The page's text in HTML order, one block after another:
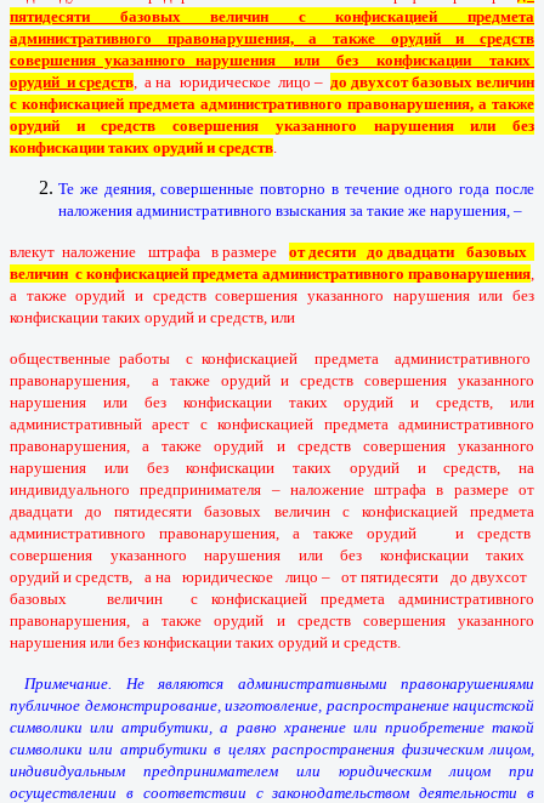
пятидесяти базовых величин с конфискацией предмета
административного правонарушения, а также орудий и средств
совершения указанного нарушения или без конфискации таких
орудий и средств , а на юридическое лицо – до двухсот базовых величин
с конфискацией предмета административного правонарушения, а также
орудий и средств совершения указанного нарушения или без
конфискации таких орудий и средств
Те же деяния, совершенные повторно в течение одного года после
наложения административного взыскания за такие же нарушения, –
влекут наложение штрафа в размере от десяти до двадцати базовых
величин с конфискацией предмета административного правонарушения
а также орудий и средств совершения указанного нарушения или без
конфискации таких орудий и средств, или
общественные работы с конфискацией предмета административного
правонарушения, а также орудий и средств совершения указанного
нарушения или без конфискации таких орудий и средств, или
административный арест с конфискацией предмета административного
правонарушения, а также орудий и средств совершения указанного
нарушения или без конфискации таких орудий и средств, на
индивидуального предпринимателя – наложение штрафа в размере от
двадцати до пятидесяти базовых величин с конфискацией предмета
административного правонарушения, а также орудий и средств
совершения указанного нарушения или без конфискации таких
орудий и средств, а на юридическое лицо – от пятидесяти до двухсот
базовых величин с конфискацией предмета административного
правонарушения, а также орудий и средств совершения указанного
нарушения или без конфискации таких орудий и средств.
Примечание. Не являются административными правонарушениями
публичное демонстрирование, изготовление, распространение нацистской
символики или атрибутики, а равно хранение или приобретение такой
символики или атрибутики в целях распространения физическим лицом,
индивидуальным предпринимателем или юридическим лицом при
осуществлении в соответствии с законодательством деятельности в